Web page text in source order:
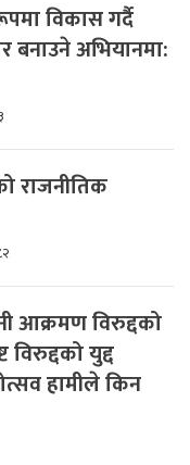
विकास गर्दै
अभियानमा:
राजनीतिक
आक्रमण विरुद्दको
विरुद्दको युद्द
हामीले किन